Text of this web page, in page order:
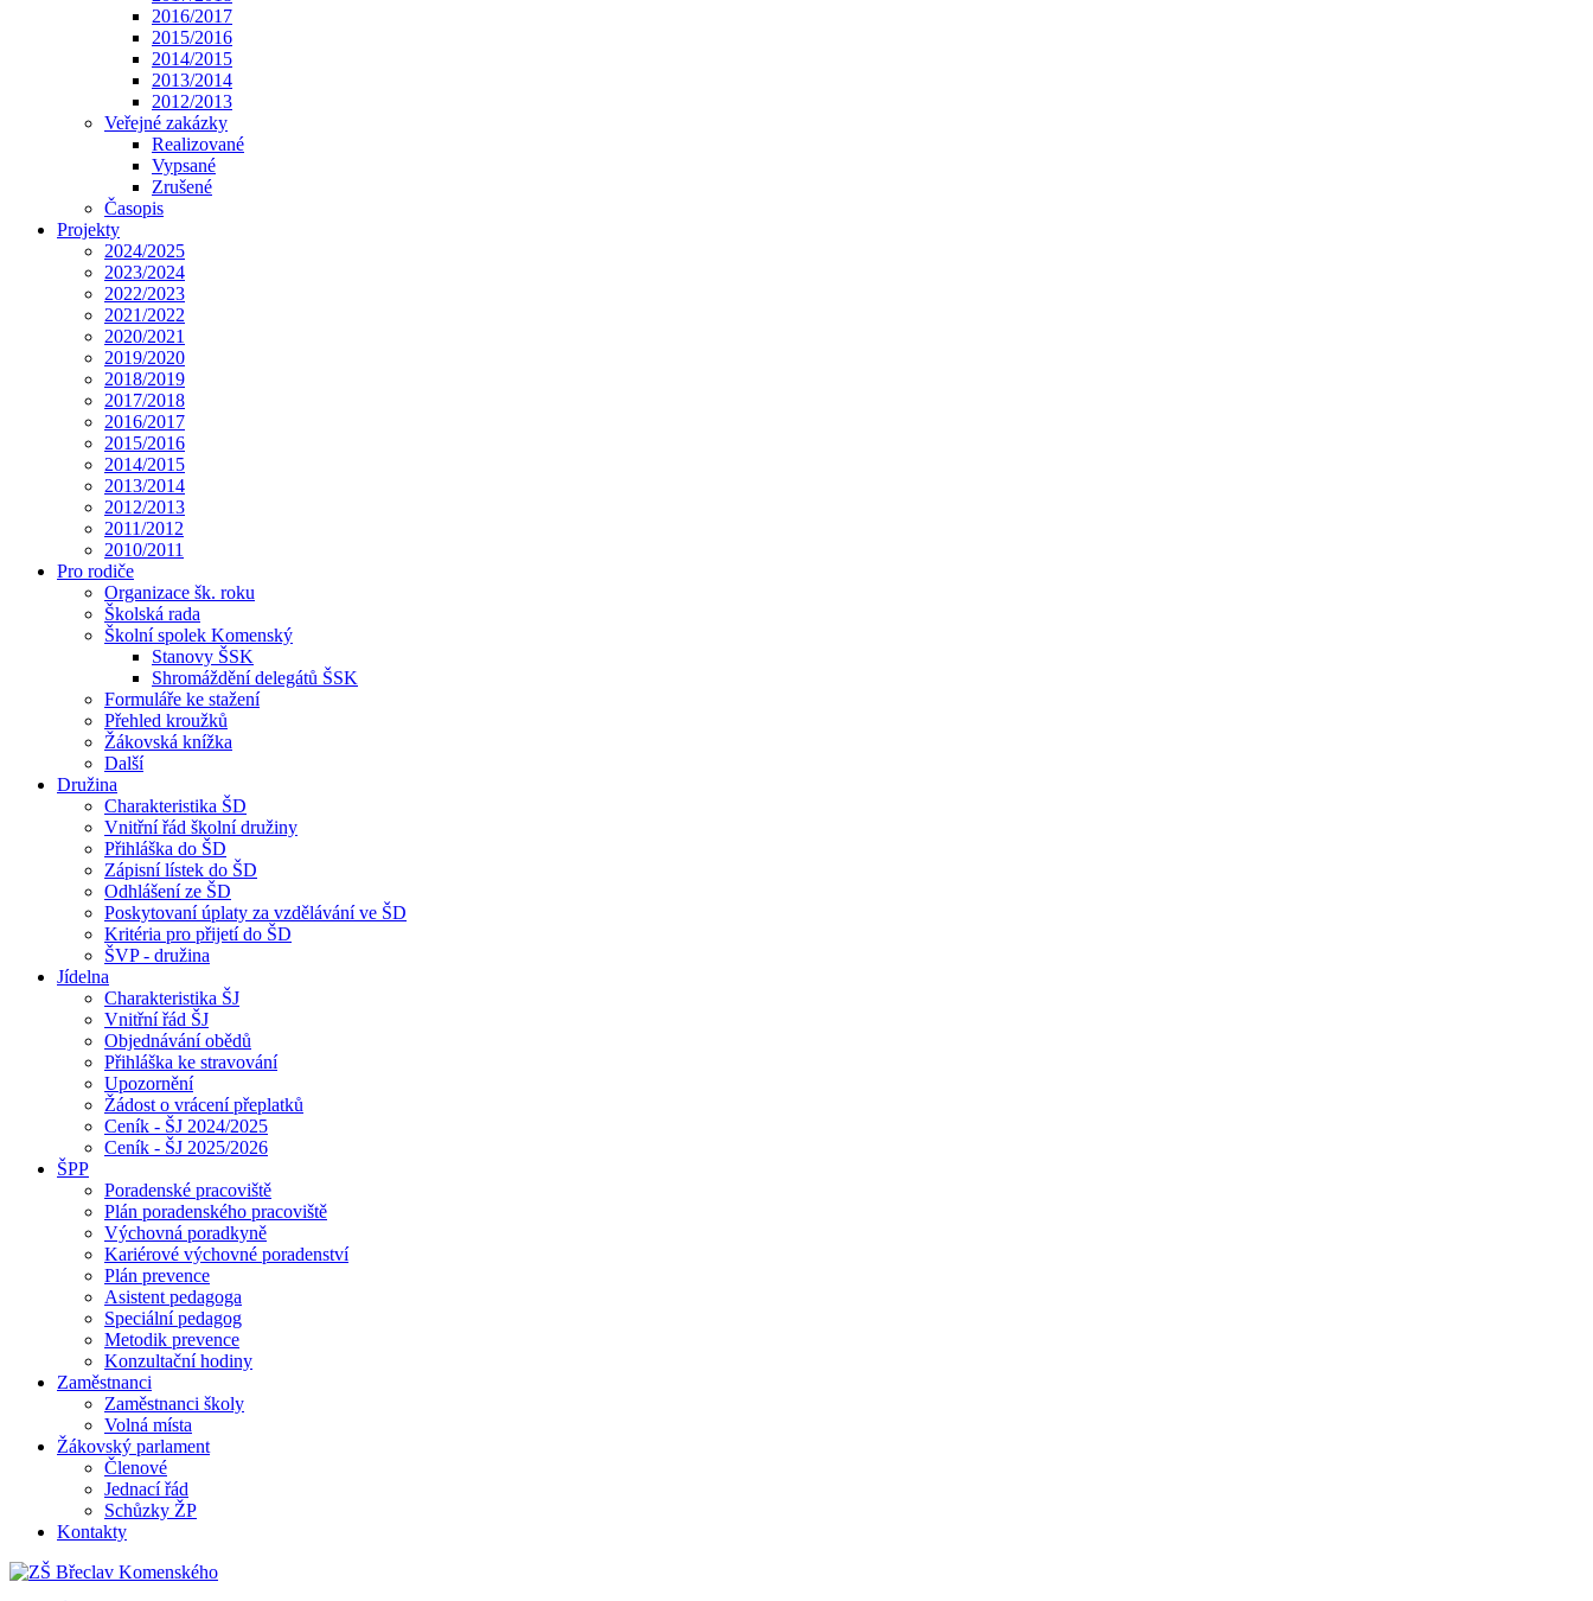
2016/2017
2015/2016
2014/2015
2013/2014
2012/2013
Veřejné zakázky
Realizované
Vypsané
Zrušené
Časopis
Projekty
2024/2025
2023/2024
2022/2023
2021/2022
2020/2021
2019/2020
2018/2019
2017/2018
2016/2017
2015/2016
2014/2015
2013/2014
2012/2013
2011/2012
2010/2011
Pro rodiče
Organizace šk. roku
Školská rada
Školní spolek Komenský
Stanovy ŠSK
Shromáždění delegátů ŠSK
Formuláře ke stažení
Přehled kroužků
Žákovská knížka
Další
Družina
Charakteristika ŠD
Vnitřní řád školní družiny
Přihláška do ŠD
Zápisní lístek do ŠD
Odhlášení ze ŠD
Poskytovaní úplaty za vzdělávání ve ŠD
Kritéria pro přijetí do ŠD
ŠVP - družina
Jídelna
Charakteristika ŠJ
Vnitřní řád ŠJ
Objednávání obědů
Přihláška ke stravování
Upozornění
Žádost o vrácení přeplatků
Ceník - ŠJ 2024/2025
Ceník - ŠJ 2025/2026
ŠPP
Poradenské pracoviště
Plán poradenského pracoviště
Výchovná poradkyně
Kariérové výchovné poradenství
Plán prevence
Asistent pedagoga
Speciální pedagog
Metodik prevence
Konzultační hodiny
Zaměstnanci
Zaměstnanci školy
Volná místa
Žákovský parlament
Členové
Jednací řád
Schůzky ŽP
Kontakty